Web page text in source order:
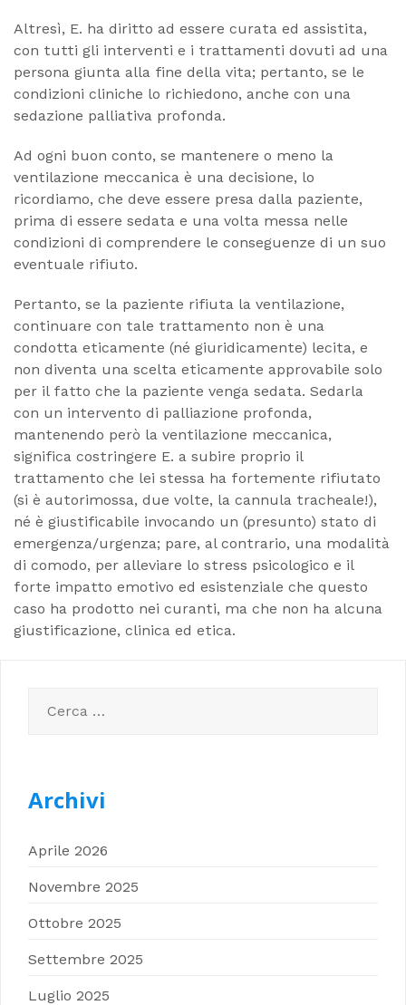
Altresì, E. ha diritto ad essere curata ed assistita,
con tutti gli interventi e i trattamenti dovuti ad una
persona giunta alla fine della vita; pertanto, se le
condizioni cliniche lo richiedono, anche con una
sedazione palliativa profonda.
Ad ogni buon conto, se mantenere o meno la
ventilazione meccanica è una decisione, lo
ricordiamo, che deve essere presa dalla paziente,
prima di essere sedata e una volta messa nelle
condizioni di comprendere le conseguenze di un suo
eventuale rifiuto.
Pertanto, se la paziente rifiuta la ventilazione,
continuare con tale trattamento non è una
condotta eticamente (né giuridicamente) lecita, e
non diventa una scelta eticamente approvabile solo
per il fatto che la paziente venga sedata. Sedarla
con un intervento di palliazione profonda,
mantenendo però la ventilazione meccanica,
significa costringere E. a subire proprio il
trattamento che lei stessa ha fortemente rifiutato
(si è autorimossa, due volte, la cannula tracheale!),
né è giustificabile invocando un (presunto) stato di
emergenza/urgenza; pare, al contrario, una modalità
di comodo, per alleviare lo stress psicologico e il
forte impatto emotivo ed esistenziale che questo
caso ha prodotto nei curanti, ma che non ha alcuna
giustificazione, clinica ed etica.
per:
Archivi
Aprile 2026
Novembre 2025
Ottobre 2025
Settembre 2025
Luglio 2025